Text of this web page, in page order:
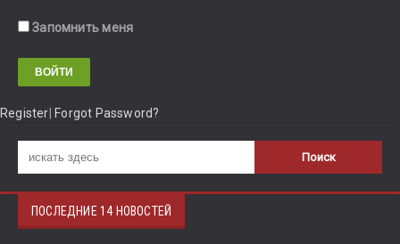
Запомнить меня
Register|Forgot Password?
ПОСЛЕДНИЕ 14 НОВОСТЕЙ